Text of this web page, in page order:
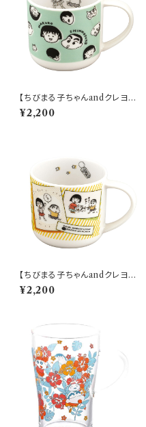
【ちびまる子ちゃんandクレヨン
しんちゃん】マグ(フェイス)【CM
CS10】【ちびまる子ちゃんandク
¥2,200
【ちびまる子ちゃんandクレヨン
しんちゃん】マグ(コミック)【CM
CS10】4979855123171
¥2,200